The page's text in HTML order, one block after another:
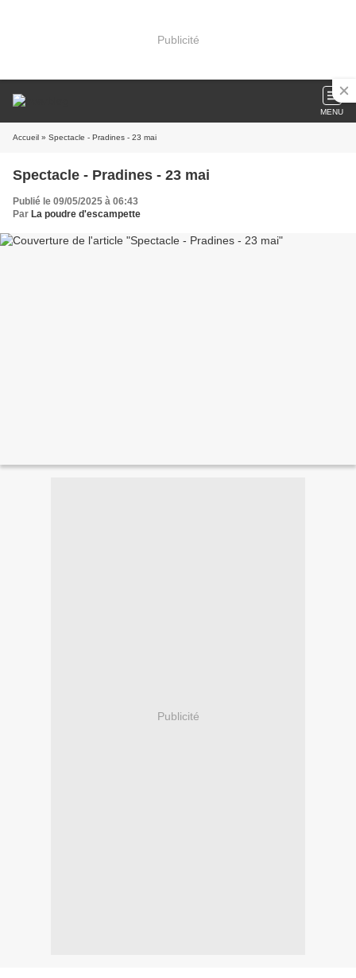
Publicité
MENU
Accueil » Spectacle - Pradines - 23 mai
Spectacle - Pradines - 23 mai
Publié le 09/05/2025 à 06:43
Par La poudre d'escampette
Publicité